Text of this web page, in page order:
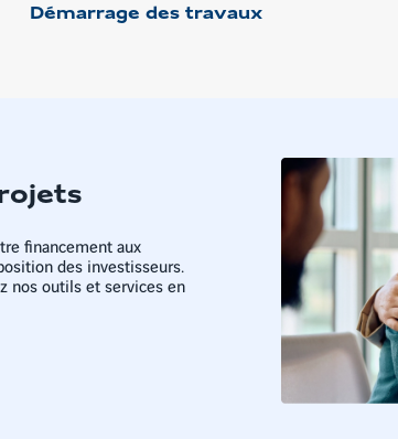
Démarrage des travaux
financement aux
des investisseurs.
nos outils et services en